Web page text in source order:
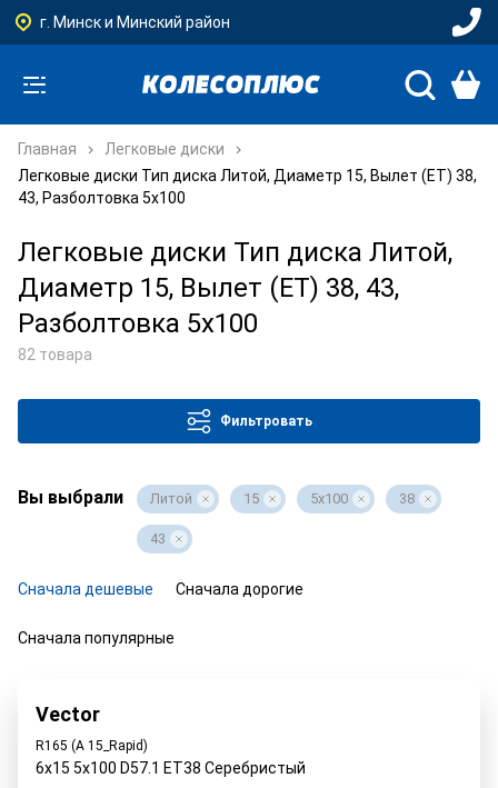
г. Минск и Минский район
Главная
Легковые диски
Легковые диски Тип диска Литой, Диаметр 15, Вылет (ET) 38,
43, Разболтовка 5x100
Легковые диски Тип диска Литой,
Диаметр 15, Вылет (ET) 38, 43,
Разболтовка 5x100
82 товара
Фильтровать
Вы выбрали Литой 15 5x100 38
43
Сначала дешевые Сначала дорогие
Сначала популярные
Vector
R165 (A 15_Rapid)
6x15 5x100 D57.1 ET38 Серебристый